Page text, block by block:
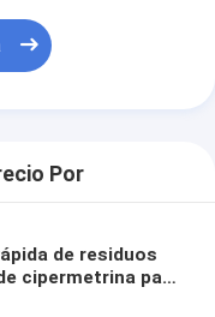
Por
de residuos
cipermetrina para